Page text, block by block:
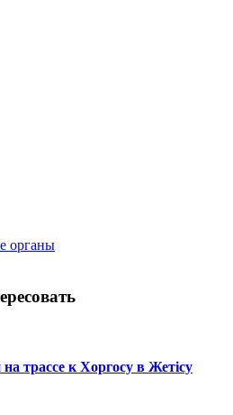
органы
трассе к Хоргосу в Жетісу